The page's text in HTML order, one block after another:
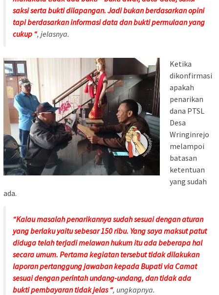
saksi serta bukti dilapangan. Jadi bukan berdasarkan opini
tapi berdasarkan informasi data dan bukti permulaan yang
cukup “, jelasnya.
Ketika
dikonfirmasi
apakah
penarikan
dana PTSL
Desa
Wringinrejo
melampoi
batasan
ketentuan
yang sudah
ada.
“Kalau masalah penarikannya sudah sesuai dengan aturan
yang berlaku yaitu sebesar 150 ribu. Yang saya maksut patut
diduga telah terjadi melawan hukum itu ada beberapa hal
secara umum. Pertama kegiatan tersebut tidak dilakukan
laporan pertanggung jawaban kepada Bupati via Camat
sesuai dengan perintah undang-undang, dan tidak ada
bukti pembayaran tidak jelas “, ungkapnya.